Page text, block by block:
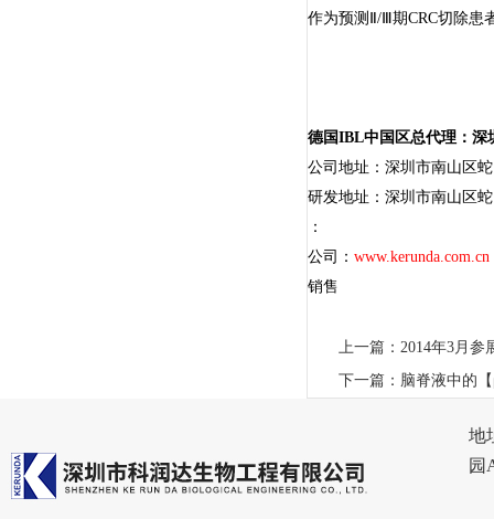
作为预测Ⅱ/Ⅲ期CRC切除患
德国IBL中国区总代理：深
公司地址：深圳市南山区
研发地址：深圳市南山区
：
公司： www.kerunda.com.cn
销售
上一篇： 2014年3月参
下一篇： 脑脊液中的
地
园